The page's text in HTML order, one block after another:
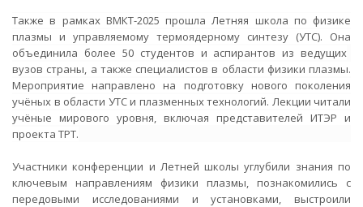
Также в рамках ВМКТ-2025 прошла Летняя школа по физике
плазмы и управляемому термоядерному синтезу (УТС). Она
объединила более 50 студентов и аспирантов из ведущих
вузов страны, а также специалистов в области физики плазмы.
Мероприятие направлено на подготовку нового поколения
учёных в области УТС и плазменных технологий. Лекции читали
учёные мирового уровня, включая представителей ИТЭР и
проекта TРT.
Участники конференции и Летней школы углубили знания по
ключевым направлениям физики плазмы, познакомились с
передовыми исследованиями и установками, выстроили